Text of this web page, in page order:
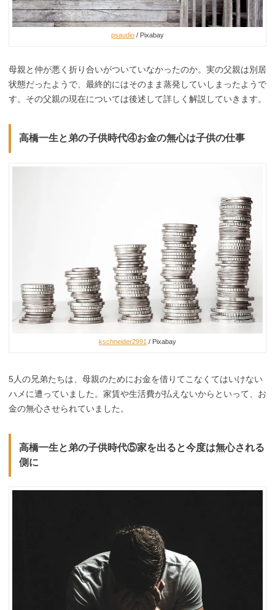
psaudio / Pixabay
母親と仲が悪く折り合いがついていなかったのか。実の父親は別居
状態だったようで、最終的にはそのまま蒸発していしまったようで
す。その父親の現在については後述して詳しく解説していきます。
高橋一生と弟の子供時代④お金の無心は子供の仕事
kschneider2991 / Pixabay
5人の兄弟たちは、母親のためにお金を借りてこなくてはいけない
ハメに遭っていました。家賃や生活費が払えないからといって、お
金の無心させられていました。
高橋一生と弟の子供時代⑤家を出ると今度は無心される
側に